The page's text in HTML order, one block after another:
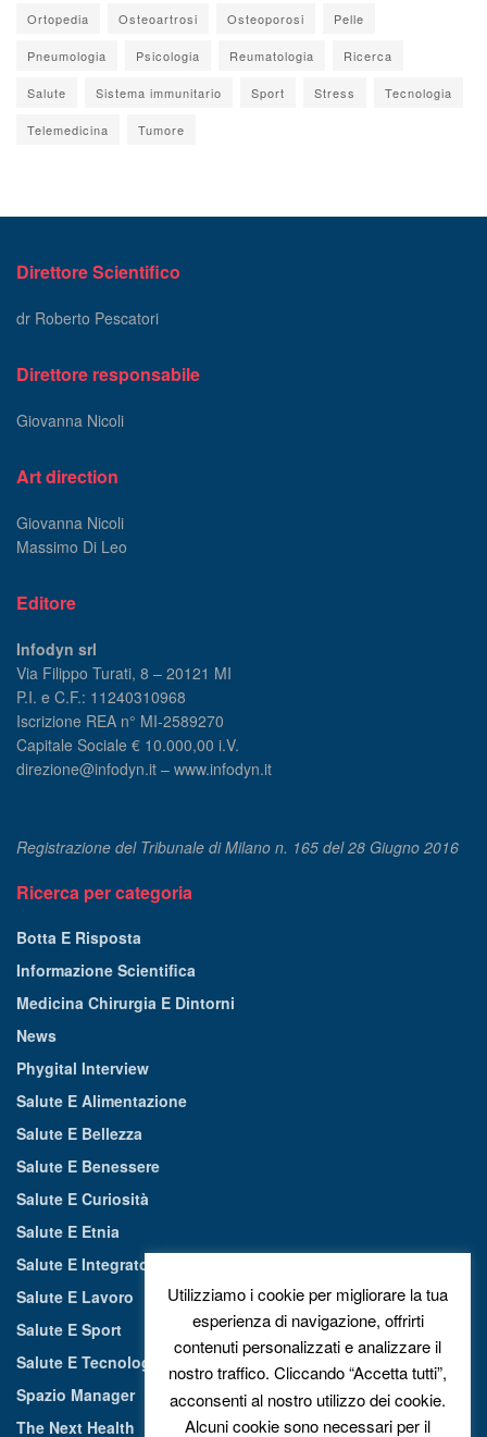
Ortopedia Osteoartrosi Osteoporosi Pelle
Pneumologia Psicologia Reumatologia Ricerca
Salute Sistema immunitario Sport Stress Tecnologia
Telemedicina Tumore
Direttore Scientifico
dr Roberto Pescatori
Direttore responsabile
Giovanna Nicoli
Art direction
Giovanna Nicoli
Massimo Di Leo
Editore
Infodyn srl
Via Filippo Turati, 8 – 20121 MI
P.I. e C.F.: 11240310968
Iscrizione REA n° MI-2589270
Capitale Sociale € 10.000,00 i.V.
direzione@infodyn.it – www.infodyn.it
Registrazione del Tribunale di Milano n. 165 del 28 Giugno 2016
Ricerca per categoria
Botta E Risposta
Informazione Scientifica
Medicina Chirurgia E Dintorni
News
Phygital Interview
Salute E Alimentazione
Salute E Bellezza
Salute E Benessere
Salute E Curiosità
Salute E Etnia
Salute E Integratori Alimentari
Salute E Lavoro
Salute E Sport
Salute E Tecnologia
Spazio Manager
The Next Health
Utilizziamo i cookie per migliorare la tua
esperienza di navigazione, offrirti
contenuti personalizzati e analizzare il
nostro traffico. Cliccando “Accetta tutti”,
acconsenti al nostro utilizzo dei cookie.
Alcuni cookie sono necessari per il